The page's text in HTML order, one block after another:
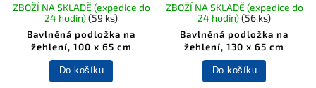
Bavlněná podložka na
žehlení, 100 x 65 cm
ZBOŽÍ NA SKLADĚ (expedice do
24 hodin)(59 ks)
Do košíku
Bavlněná podložka na
žehlení, 130 x 65 cm
ZBOŽÍ NA SKLADĚ (expedice do
24 hodin)(56 ks)
Do košíku